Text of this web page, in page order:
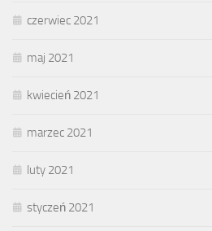
czerwiec 2021
maj 2021
kwiecień 2021
marzec 2021
luty 2021
styczeń 2021